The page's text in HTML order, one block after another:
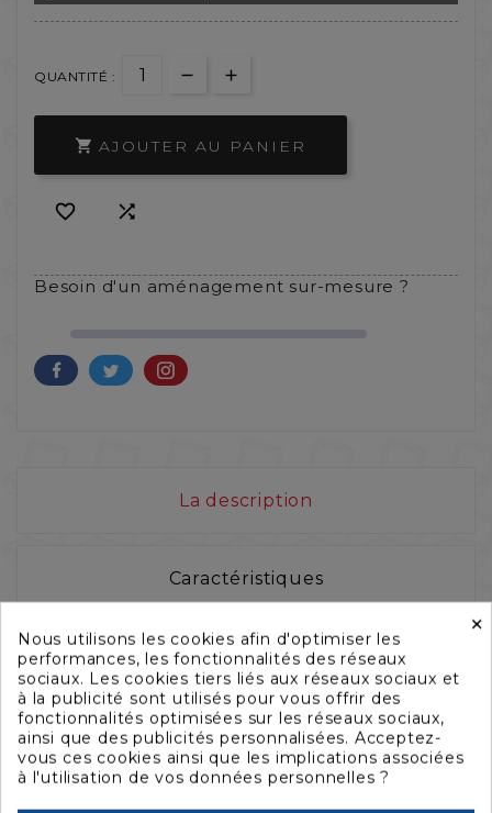
QUANTITÉ :
 AJOUTER AU PANIER
 
Besoin d'un aménagement sur-mesure ?
La description
Caractéristiques
Accessoires
Téléchargement
×
Nous utilisons les cookies afin d'optimiser les
performances, les fonctionnalités des réseaux
sociaux. Les cookies tiers liés aux réseaux sociaux et
à la publicité sont utilisés pour vous offrir des
fonctionnalités optimisées sur les réseaux sociaux,
ainsi que des publicités personnalisées. Acceptez-
vous ces cookies ainsi que les implications associées
à l'utilisation de vos données personnelles ?